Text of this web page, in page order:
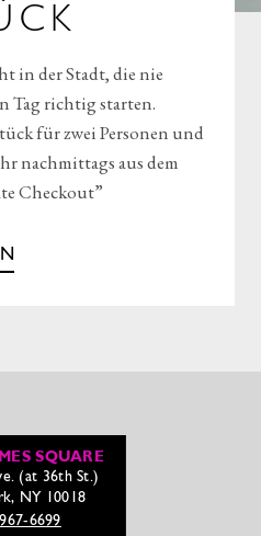
in der Stadt, die nie
Tag richtig starten.
für zwei Personen und
nachmittags aus dem
Checkout”
SQUARE
(at 36th St.)
NY 10018
6699